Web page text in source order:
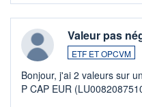
Valeur pas
ETF ET OPCVM
Bonjour, j'ai 2 valeurs sur
P CAP EUR